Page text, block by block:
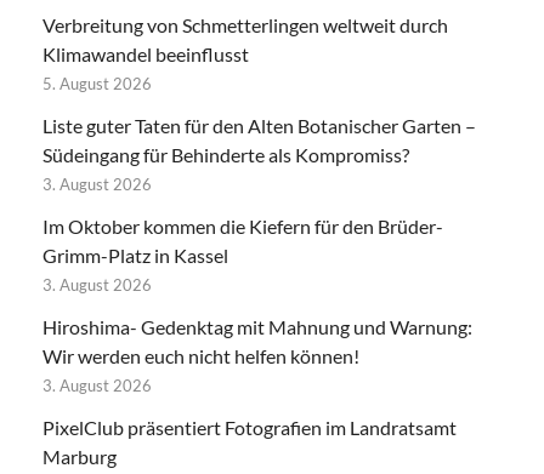
Verbreitung von Schmetterlingen weltweit durch
Klimawandel beeinflusst
5. August 2026
Liste guter Taten für den Alten Botanischer Garten –
Südeingang für Behinderte als Kompromiss?
3. August 2026
Im Oktober kommen die Kiefern für den Brüder-
Grimm-Platz in Kassel
3. August 2026
Hiroshima- Gedenktag mit Mahnung und Warnung:
Wir werden euch nicht helfen können!
3. August 2026
PixelClub präsentiert Fotografien im Landratsamt
Marburg